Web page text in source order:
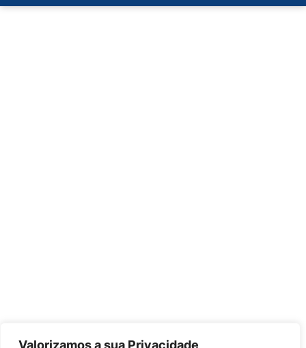
Valorizamos a sua Privacidade